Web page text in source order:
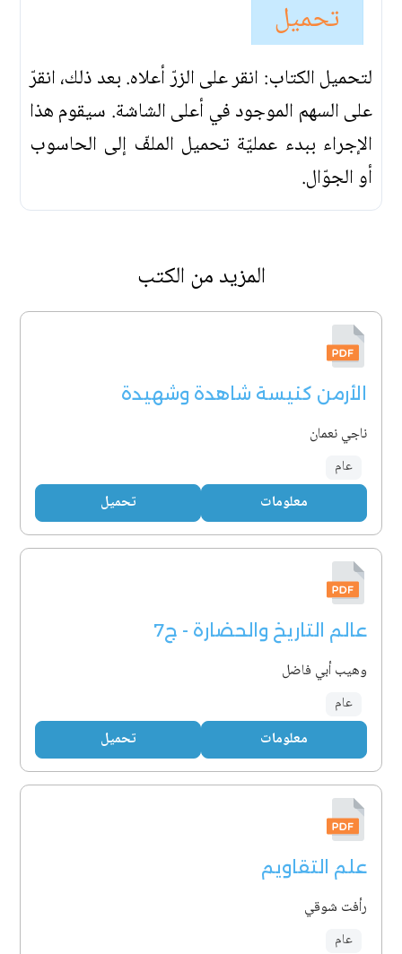
تحميل
لتحميل الكتاب: انقر على الزرّ أعلاه. بعد ذلك، انقرّ
على السهم الموجود في أعلى الشاشة. سيقوم هذا
الإجراء ببدء عمليّة تحميل الملفّ إلى الحاسوب
أو الجوّال.
المزيد من الكتب
الأرمن كنيسة شاهدة وشهيدة
ناجي نعمان
عام
معلومات تحميل
عالم التاريخ والحضارة - ج7
وهيب أبي فاضل
عام
معلومات تحميل
علم التقاويم
رأفت شوقي
عام